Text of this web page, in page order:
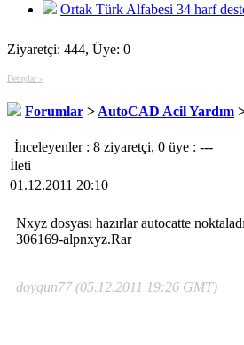
Ortak Türk Alfabesi 34 harf
Ziyaretçi: 444, Üye: 0
Detaylar »
Forumlar > AutoCAD Acil Yardım
İnceleyenler : 8 ziyaretçi, 0 üye : ---
İleti
01.12.2011 20:10
Nxyz dosyası hazırlar autocatte
306169-alpnxyz.Rar
doygun77 (05.12.2011 19:26 GMT)